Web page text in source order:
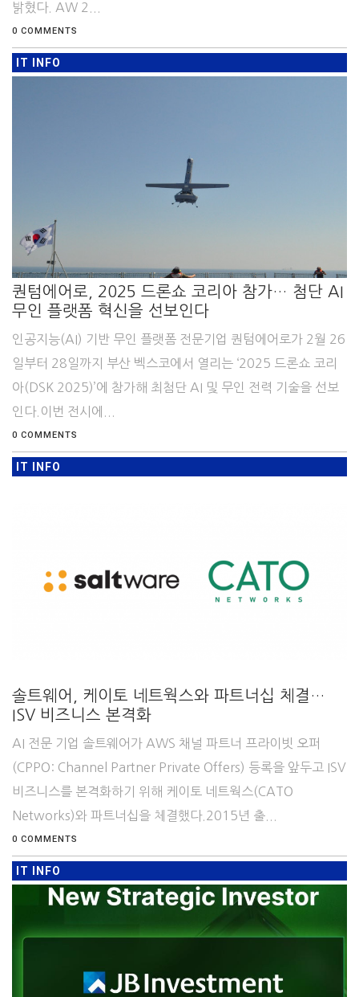
밝혔다. AW 2...
0 COMMENTS
IT INFO
퀀텀에어로, 2025 드론쇼 코리아 참가… 첨단 AI
무인 플랫폼 혁신을 선보인다
인공지능(AI) 기반 무인 플랫폼 전문기업 퀀텀에어로가 2월 26
일부터 28일까지 부산 벡스코에서 열리는 ‘2025 드론쇼 코리
아(DSK 2025)’에 참가해 최첨단 AI 및 무인 전력 기술을 선보
인다.이번 전시에...
0 COMMENTS
IT INFO
솔트웨어, 케이토 네트웍스와 파트너십 체결…
ISV 비즈니스 본격화
AI 전문 기업 솔트웨어가 AWS 채널 파트너 프라이빗 오퍼
(CPPO: Channel Partner Private Offers) 등록을 앞두고 ISV
비즈니스를 본격화하기 위해 케이토 네트웍스(CATO
Networks)와 파트너십을 체결했다.2015년 출...
0 COMMENTS
IT INFO